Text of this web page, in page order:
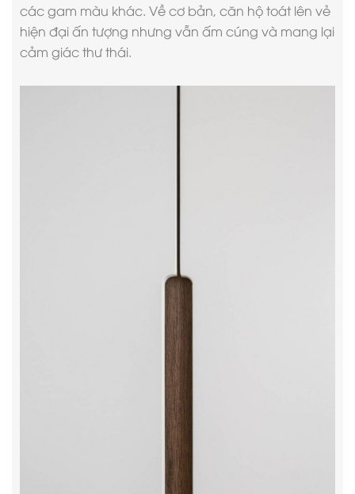
các gam màu khác. Về cơ bản, căn hộ toát lên vẻ
hiện đại ấn tượng nhưng vẫn ấm cúng và mang lại
cảm giác thư thái.